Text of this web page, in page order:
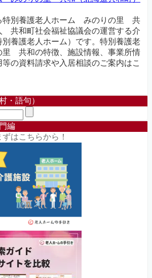
特別養護老人ホーム みのりの里 共
共和町社会福祉協議会の運営する介
養護老人ホーム）です。特別養護老
共和の特徴、施設情報、事業所情
の資料請求や入居相談のご案内はこ
・語句）
編
はこちらから！